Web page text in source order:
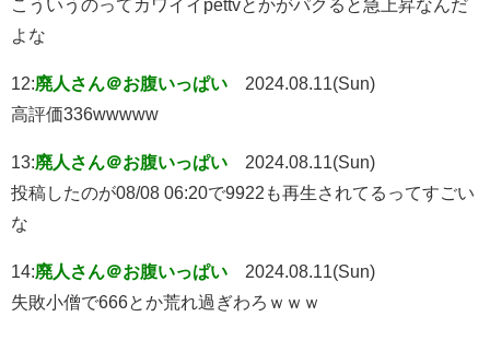
こういうのってカワイイpettvとかがパクると急上昇なんだ
よな
12:廃人さん＠お腹いっぱい
2024.08.11(Sun)
高評価336wwwww
13:廃人さん＠お腹いっぱい
2024.08.11(Sun)
投稿したのが08/08 06:20で9922も再生されてるってすごい
な
14:廃人さん＠お腹いっぱい
2024.08.11(Sun)
失敗小僧で666とか荒れ過ぎわろｗｗｗ